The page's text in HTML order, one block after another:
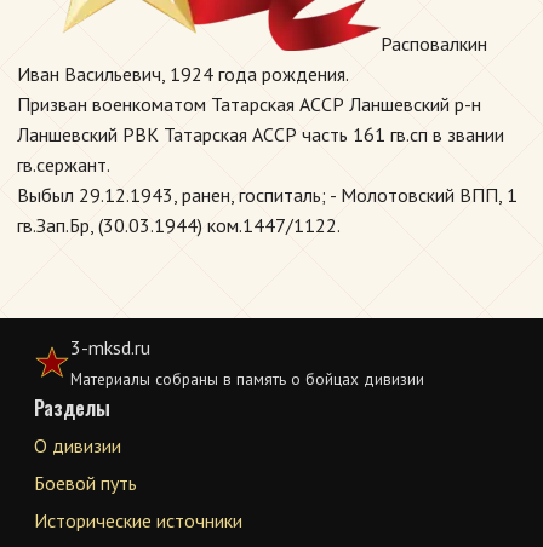
Расповалкин
Иван Васильевич, 1924 года рождения.
Призван военкоматом Татарская АССР Ланшевский р-н
Ланшевский РВК Татарская АССР часть 161 гв.сп в звании
гв.сержант.
Выбыл 29.12.1943, ранен, госпиталь; - Молотовский ВПП, 1
гв.Зап.Бр, (30.03.1944) ком.1447/1122.
3-mksd.ru
Материалы собраны в память о бойцах дивизии
Разделы
О дивизии
Боевой путь
Исторические источники